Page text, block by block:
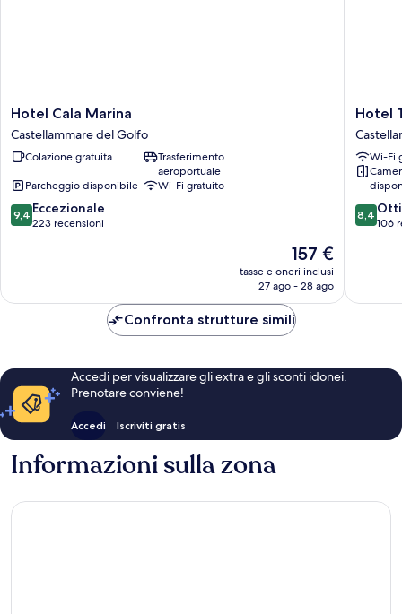
Hotel
Cala
Marina
Castellammare
Golfo
Hotel Cala Marina
Castellammare del Golfo
Colazione gratuita
Trasferimento
aeroportuale
Parcheggio disponibile
Wi-Fi gratuito
9.4
su
9,4 Eccezionale
223 recensioni
Il
prezzo
attuale
157 €
157 €
tasse e oneri inclusi
27 ago - 28 ago
Hotel
Torre
del
Golfo
Hotel
Wi-Fi
8.4
su
8,4
106
Confronta strutture simili
Accedi per visualizzare gli extra e gli sconti idonei.
Prenotare conviene!
Accedi Iscriviti gratis
Informazioni sulla zona